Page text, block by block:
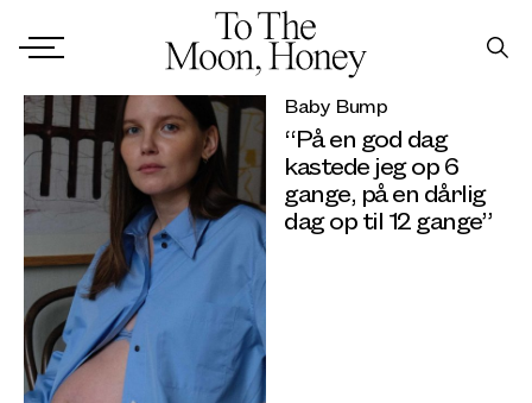
Baby Bump
“På en god dag
kastede jeg op 6
gange, på en dårlig
dag op til 12 gange”